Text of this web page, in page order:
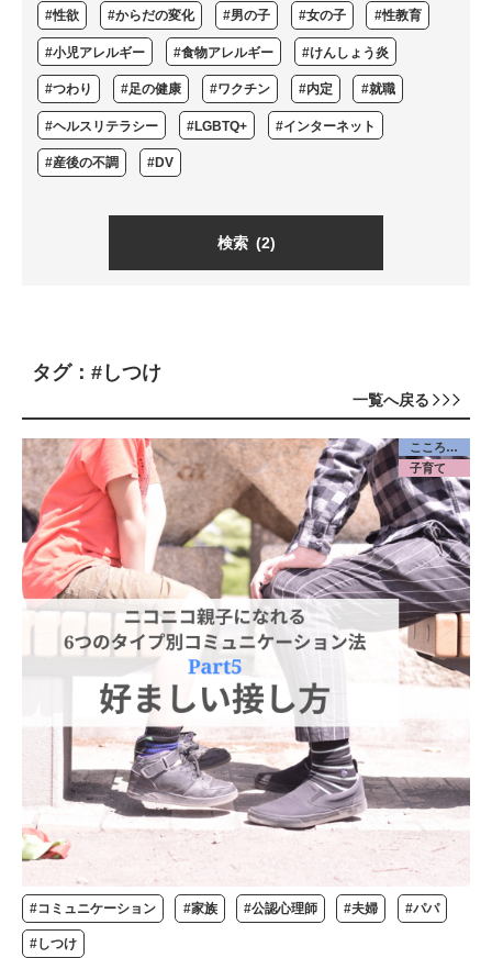
#性欲 #からだの変化 #男の子 #女の子 #性教育
#小児アレルギー #食物アレルギー #けんしょう炎
#つわり #足の健康 #ワクチン #内定 #就職
#ヘルスリテラシー #LGBTQ+ #インターネット
#産後の不調 #DV
検索 (2)
タグ：#しつけ
一覧へ戻る
こころケア
子育て
#コミュニケーション #家族 #公認心理師 #夫婦 #パパ
#しつけ